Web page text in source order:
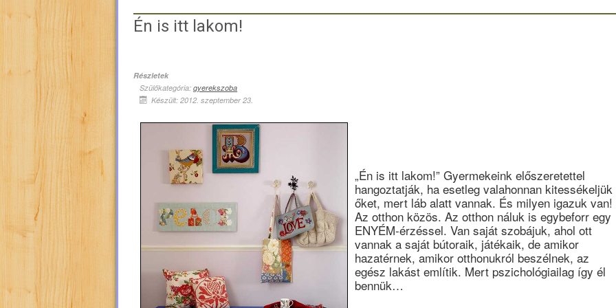
Én is itt lakom!
Részletek
Szülőkategória:gyerekszoba
Készült: 2012. szeptember 23.
„Én is itt lakom!” Gyermekeink előszeretettel
hangoztatják, ha esetleg valahonnan kitessékeljük
őket, mert láb alatt vannak. És milyen igazuk van!
Az otthon közös. Az otthon náluk is egybeforr egy
ENYÉM-érzéssel. Van saját szobájuk, ahol ott
vannak a saját bútoraik, játékaik, de amikor
hazatérnek, amikor otthonukról beszélnek, az
egész lakást említik. Mert pszichológiailag így él
bennük…